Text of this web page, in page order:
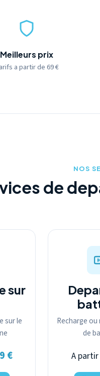
Meilleurs prix
a partir de 69 €
NOS
de
sur
sur le
€
Recharge
de
A